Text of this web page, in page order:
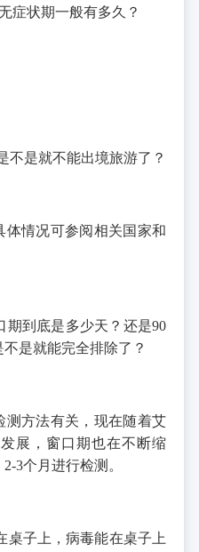
症状期一般有多久？
不是就不能出境旅游了？
体情况可参阅相关国家和
期到底是多少天？还是90
是就能完全排除了？
测方法有关，现在随着艾
展，窗口期也在不断缩
2-3个月进行检测。
桌子上，病毒能在桌子上